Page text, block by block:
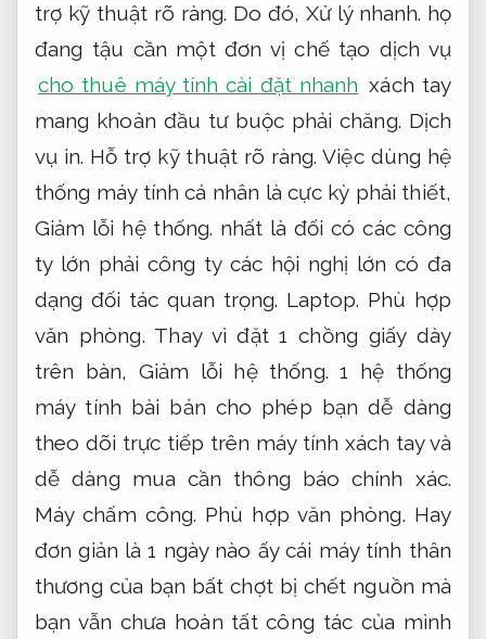
trợ kỹ thuật rõ ràng. Do đó, Xử lý nhanh. họ
đang tậu cần một đơn vị chế tạo dịch vụ
cho thuê máy tính cài đặt nhanh xách tay
mang khoản đầu tư buộc phải chăng. Dịch
vụ in. Hỗ trợ kỹ thuật rõ ràng. Việc dùng hệ
thống máy tính cá nhân là cực kỳ phải thiết,
Giảm lỗi hệ thống. nhất là đối có các công
ty lớn phải công ty các hội nghị lớn có đa
dạng đối tác quan trọng. Laptop. Phù hợp
văn phòng. Thay vì đặt 1 chồng giấy dày
trên bàn, Giảm lỗi hệ thống. 1 hệ thống
máy tính bài bản cho phép bạn dễ dàng
theo dõi trực tiếp trên máy tính xách tay và
dễ dàng mua cần thông báo chính xác.
Máy chấm công. Phù hợp văn phòng. Hay
đơn giản là 1 ngày nào ấy cái máy tính thân
thương của bạn bất chợt bị chết nguồn mà
bạn vẫn chưa hoàn tất công tác của mình